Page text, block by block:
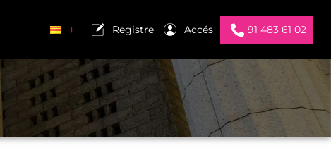
Registre Accés 91 483 61 02